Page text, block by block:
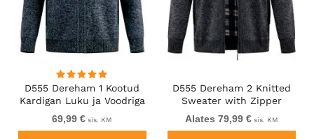
D555 Dereham 1 Kootud
Kardigan Luku ja Voodriga
Tumesinine
69,99 € sis. KM
D555 Dereham 2 Knitted
Sweater with Zipper
Charcoal Marl
Alates 79,99 € sis. KM